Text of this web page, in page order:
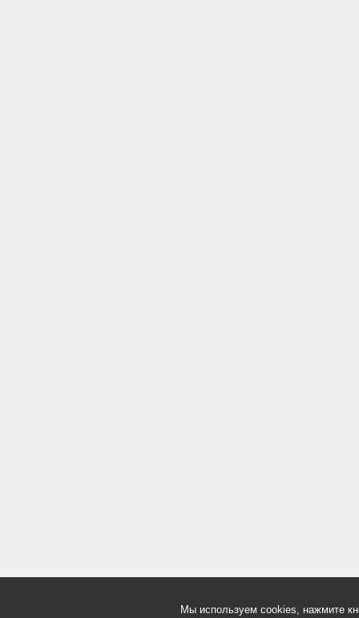
Мы используем cookies, нажмите